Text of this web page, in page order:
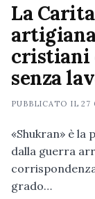
La
cristiani
senza
PUBBLICATO IL27
«Shukran» è la
dalla guerra
grado…